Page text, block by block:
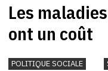
Les
ont un coût
POLITIQUE SOCIALE